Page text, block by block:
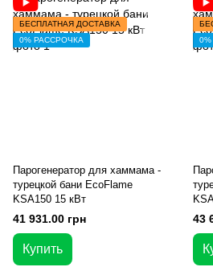
БЕСПЛАТНАЯ ДОСТАВКА
0% РАССРОЧКА
Парогенератор для хаммама -
турецкой бани EcoFlame
KSA150 15 кВт
41 931.00 грн
Купить
43